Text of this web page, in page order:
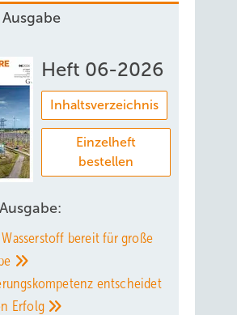
Heft 06-2026
Inhaltsverzeichnis
Einzelheft
bestellen
bereit für große
entscheidet
Erfolg